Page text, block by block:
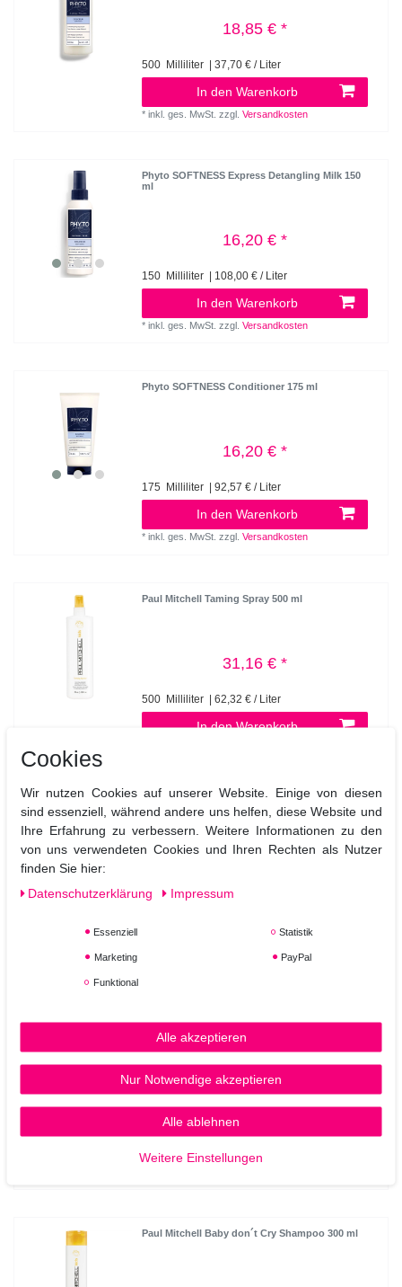
18,85 € *
500 Milliliter | 37,70 € / Liter
In den Warenkorb
*inkl. ges. MwSt. zzgl.Versandkosten
Phyto SOFTNESS Express Detangling Milk 150
ml
16,20 € *
150 Milliliter | 108,00 € / Liter
In den Warenkorb
*inkl. ges. MwSt. zzgl.Versandkosten
Phyto SOFTNESS Conditioner 175 ml
16,20 € *
175 Milliliter | 92,57 € / Liter
In den Warenkorb
*inkl. ges. MwSt. zzgl.Versandkosten
Paul Mitchell Taming Spray 500 ml
31,16 € *
500 Milliliter | 62,32 € / Liter
In den Warenkorb
Paul Mitchell Kids Taming Spray 250 ml
In den Warenkorb
Versandkosten
Paul Mitchell Kids Baby don´t Cry Tearless
Shampoo 1000 ml
38,35 € *
Liter | 38,35 € / Liter
Paul Mitchell Baby don´t Cry Shampoo 300 ml
Cookies
Wir nutzen Cookies auf unserer Website. Einige von diesen
sind essenziell, während andere uns helfen, diese Website und
Ihre Erfahrung zu verbessern. Weitere Informationen zu den
von uns verwendeten Cookies und Ihren Rechten als Nutzer
finden Sie hier:
Daten­schutz­erklärung
Impressum
Essenziell Statistik
Marketing PayPal
Funktional
Alle akzeptieren
Nur Notwendige akzeptieren
Alle ablehnen
Weitere Einstellungen